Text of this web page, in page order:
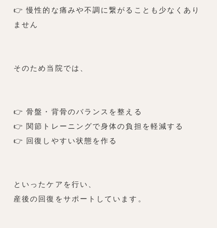
👉 慢性的な痛みや不調に繋がることも少なくあり
ません
そのため当院では、
👉 骨盤・背骨のバランスを整える
👉 関節トレーニングで身体の負担を軽減する
👉 回復しやすい状態を作る
といったケアを行い、
産後の回復をサポートしています。